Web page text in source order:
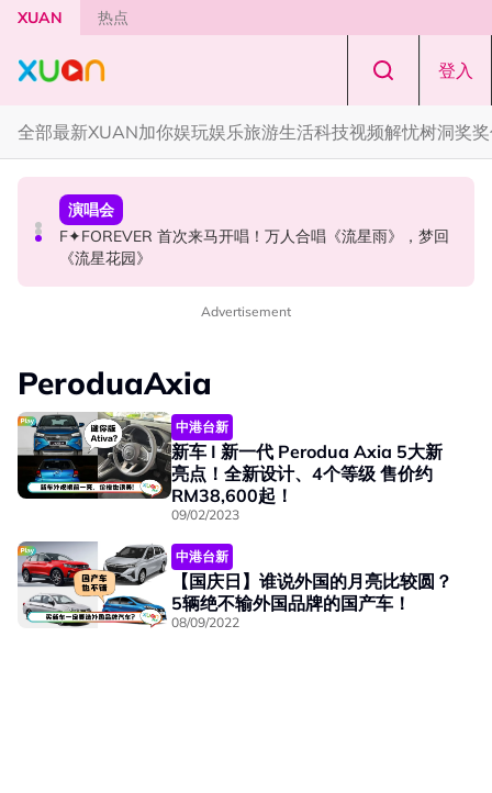
Skip to main content
XUAN 热点
登入
全部最新XUAN加你娱玩娱乐旅游生活科技视频解忧树洞奖
国际星闻
CORTIS MARTIN一开口就沦陷！深情演绎JANNABI歌曲
获网友狂赞！
国际星闻
张员瑛频陷耍大牌争议！首度吐心声：真相终究会浮出水
面！
演唱会
F✦FOREVER 首次来马开唱！万人合唱《流星雨》，梦回
《流星花园》
Advertisement
PeroduaAxia
中港台新
新车 I 新一代 Perodua Axia 5大新
亮点！全新设计、4个等级 售价约
RM38,600起！
09/02/2023
中港台新
【国庆日】谁说外国的月亮比较圆？
5辆绝不输外国品牌的国产车！
08/09/2022